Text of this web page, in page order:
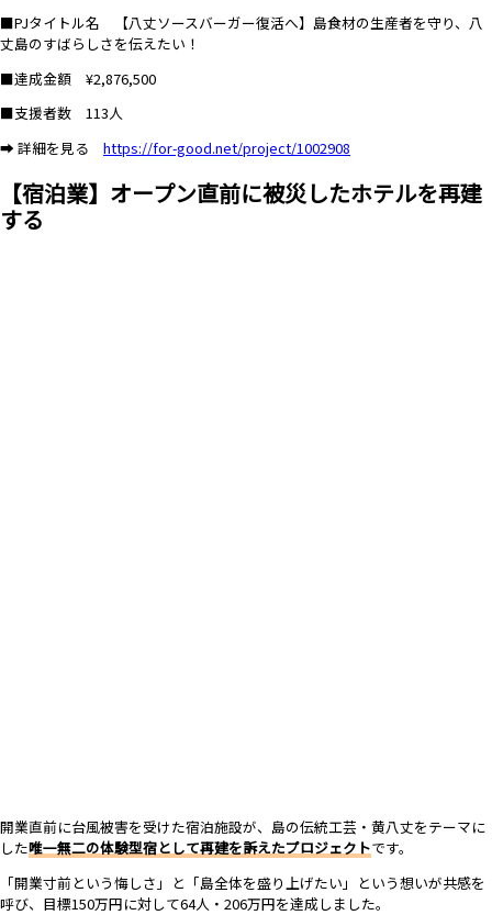
■PJタイトル名 【八丈ソースバーガー復活へ】島食材の生産者を守り、八
丈島のすばらしさを伝えたい！
■達成金額 ¥2,876,500
■支援者数 113人
➡ 詳細を見る https://for-good.net/project/1002908
【宿泊業】オープン直前に被災したホテルを再建
する
開業直前に台風被害を受けた宿泊施設が、島の伝統工芸・黄八丈をテーマに
した唯一無二の体験型宿として再建を訴えたプロジェクトです。
「開業寸前という悔しさ」と「島全体を盛り上げたい」という想いが共感を
呼び、目標150万円に対して64人・206万円を達成しました。